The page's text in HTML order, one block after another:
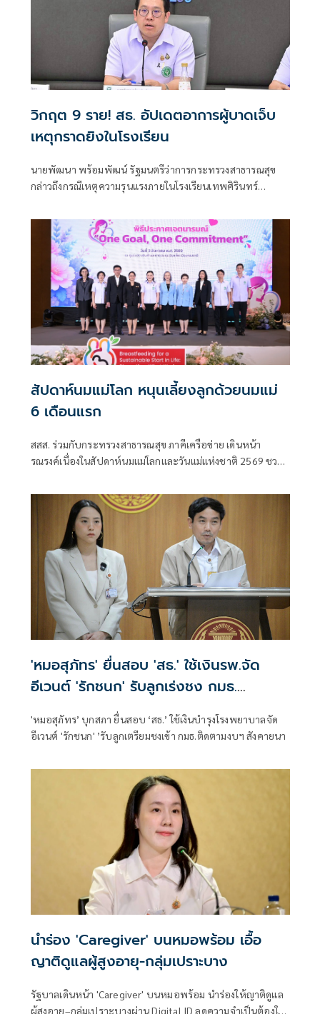
วิกฤต 9 ราย! สธ. อัปเดตอาการผู้บาดเจ็บ
เหตุกราดยิงในโรงเรียน
นายพัฒนา พร้อมพัฒน์ รัฐมนตรีว่าการกระทรวงสาธารณสุข
กล่าวถึงกรณีเหตุความรุนแรงภายในโรงเรียนเทพศิรินทร์
สถานการณ์ และได้มอบหมายให้โรงพยาบาลในสังกัดกระทรวง
สาธารณสุขพื้นที่โดยรอบให้การดูแลผู้บาดเจ็บอย่างดีที่สุด โดย
เน้นย้ำให้ติดตามอาการผู้ป่วยอาการหนักอย่างใกล้ชิด
สัปดาห์นมแม่โลก หนุนเลี้ยงลูกด้วยนมแม่
6 เดือนแรก
สสส. ร่วมกับกระทรวงสาธารณสุข ภาคีเครือข่าย เดินหน้า
รณรงค์เนื่องในสัปดาห์นมแม่โลกและวันแม่แห่งชาติ 2569 ชวน
แรกเพื่อสร้างรากฐานเด็กไทย
'หมอสุภัทร' ยื่นสอบ 'สธ.' ใช้เงินรพ.จัด
อีเวนต์ 'รักชนก' รับลูกเร่งชง กมธ.
'หมอสุภัทร’ บุกสภา ยื่นสอบ ‘สธ.’ ใช้เงินบำรุงโรงพยาบาลจัด
อีเวนต์ 'รักชนก' ’รับลูกเตรียมชงเข้า กมธ.ติดตามงบฯ สังคายนา
นำร่อง 'Caregiver' บนหมอพร้อม เอื้อ
ญาติดูแลผู้สูงอายุ-กลุ่มเปราะบาง
รัฐบาลเดินหน้า 'Caregiver' บนหมอพร้อม นำร่องให้ญาติดูแล
ผู้สูงอายุ–กลุ่มเปราะบางผ่าน Digital ID ลดความจำเป็นต้องใช้